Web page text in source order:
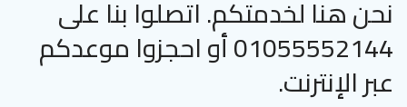
نحن هنا لخدمتكم. اتصلوا بنا على
01055552144 أو احجزوا موعدكم
عبر الإنترنت.